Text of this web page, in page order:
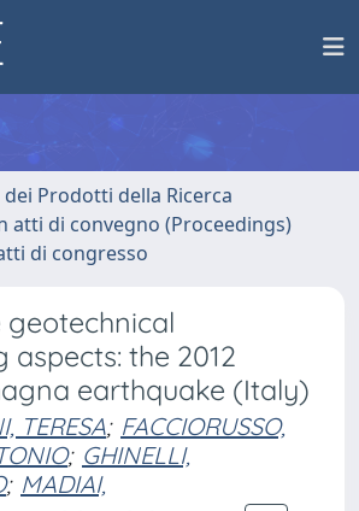
Prodotti della Ricerca
atti di convegno (Proceedings)
di congresso
geotechnical
aspects: the 2012
earthquake (Italy)
TERESA; FACCIORUSSO,
; GHINELLI,
; MADIAI,